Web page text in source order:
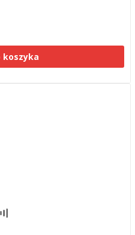
koszyka